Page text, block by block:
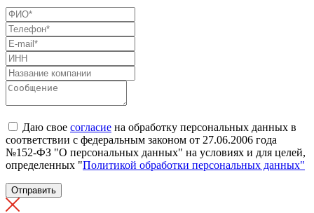
Даю свое согласие на обработку персональных данных в
соответствии с федеральным законом от 27.06.2006 года
№152-ФЗ "О персональных данных" на условиях и для целей,
определенных "Политикой обработки персональных данных"
Отправить